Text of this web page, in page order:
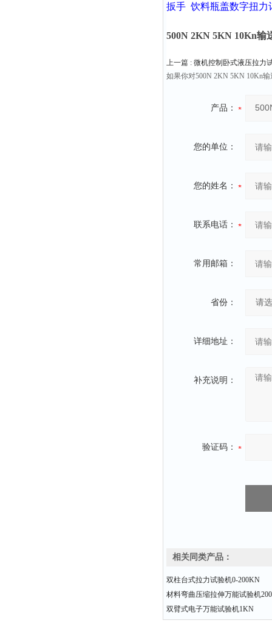
扳手 饮料瓶盖数字扭力
500N 2KN 5KN 10Kn输
上一篇 : 微机控制卧式液压拉力
如果你对500N 2KN 5KN 10Kn
产品：
您的单位：
您的姓名：
联系电话：
常用邮箱：
省份：
详细地址：
补充说明：
验证码：
相关同类产品：
双柱台式拉力试验机0-200KN
材料弯曲压缩拉伸万能试验机
双臂式电子万能试验机1KN